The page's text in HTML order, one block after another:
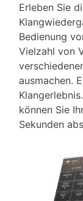
Erleben Sie
Bedienung
Vielzahl von
ausmachen.
können Sie
Sekunden